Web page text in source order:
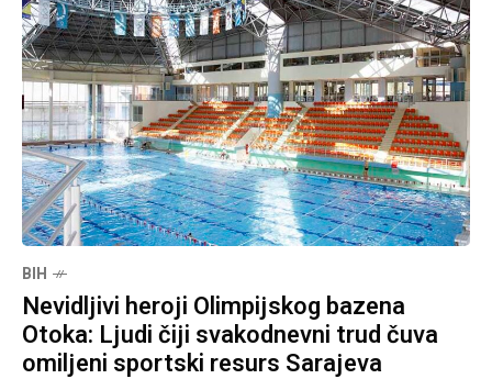
BIH
Nevidljivi heroji Olimpijskog bazena
Otoka: Ljudi čiji svakodnevni trud čuva
omiljeni sportski resurs Sarajeva